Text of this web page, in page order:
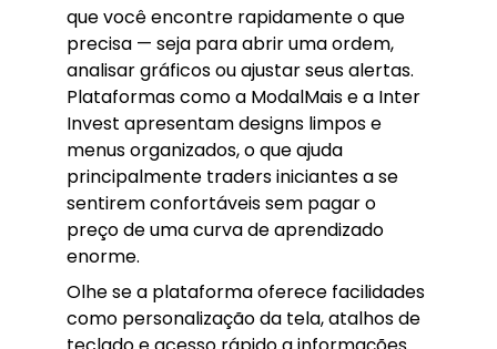
que você encontre rapidamente o que
precisa — seja para abrir uma ordem,
analisar gráficos ou ajustar seus alertas.
Plataformas como a ModalMais e a Inter
Invest apresentam designs limpos e
menus organizados, o que ajuda
principalmente traders iniciantes a se
sentirem confortáveis sem pagar o
preço de uma curva de aprendizado
enorme.
Olhe se a plataforma oferece facilidades
como personalização da tela, atalhos de